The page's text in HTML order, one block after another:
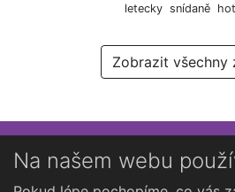
letecky snídaně
Zobrazit všechny
Přihlaste se k
Chcete dostávat občasné
Na našem webu